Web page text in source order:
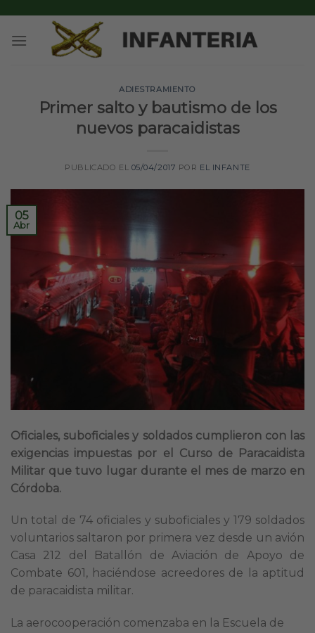
content
ADIESTRAMIENTO
Primer salto y bautismo de los
nuevos paracaidistas
PUBLICADO EL 05/04/2017 POR EL INFANTE
05
Abr
Oficiales, suboficiales y soldados cumplieron con las
exigencias impuestas por el Curso de Paracaidista
Militar que tuvo lugar durante el mes de marzo en
Córdoba.
Un total de 74 oficiales y suboficiales y 179 soldados
voluntarios saltaron por primera vez desde un avión
Casa 212 del Batallón de Aviación de Apoyo de
Combate 601, haciéndose acreedores de la aptitud
de paracaidista militar.
La aerocooperación comenzaba en la Escuela de